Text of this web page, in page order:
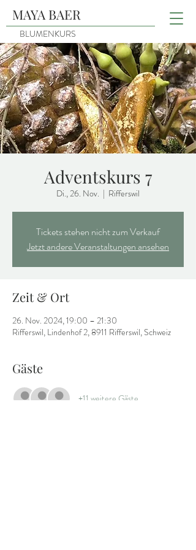
MAYA BAER
BLUMENKURS
Adventskurs 7
Di., 26. Nov.
  |
Rifferswil
Tickets stehen nicht zum Verkauf
Jetzt andere Veranstaltungen ansehen
Zeit & Ort
26. Nov. 2024, 19:00 – 21:30
Rifferswil, Lindenhof 2, 8911 Rifferswil, Schweiz
Gäste
+11 weitere Gäste